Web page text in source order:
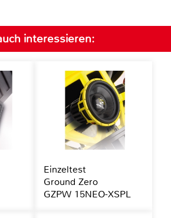
interessieren:
Einzeltest
Ground Zero
GZPW 15NEO-XSPL